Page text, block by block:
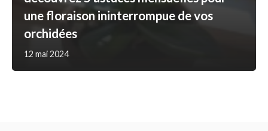
une floraison ininterrompue de vos
orchidées
12 mai 2024